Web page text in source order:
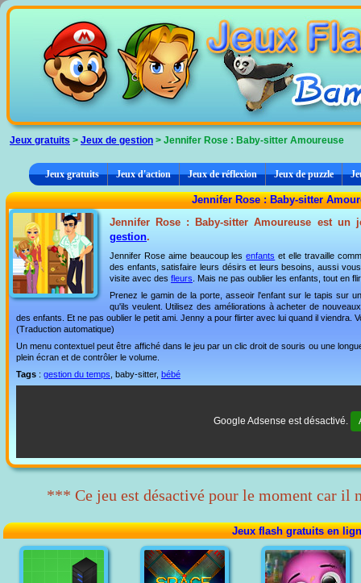
Jeux gratuits > Jeux de gestion > Jennifer Rose : Baby-sitter Amoureuse
Jeux gratuits Jeux d'action Jeux de réflexion Jeux de puzzle
Jennifer Rose : Baby-sitter
Jennifer Rose : Baby-sitter Amoureuse est
gestion.
Jennifer Rose aime beaucoup lesenfants et elle travaille
des enfants, satisfaire leurs désirs et leurs besoins, aussi
visite avec des fleurs . Mais ne pas oublier les enfants, tout en
Prenez le gamin de la porte, asseoir l'enfant sur le tapis sur
qu'ils veulent. Utilisez des améliorations à acheter de
des enfants. Et ne pas oublier le petit ami. Jenny a pour flirter avec lui quand il viendra.
(Traduction automatique)
Un menu contextuel peut être affiché dans le jeu par un clic droit de souris ou une
plein écran et de contrôler le volume.
Tags : gestion du temps , baby-sitter, bébé
Google Adsense est désactivé.
*** Ce jeu est désactivé pour le moment car il
Jeux flash gratuits en
Panneau de gestion des cookies